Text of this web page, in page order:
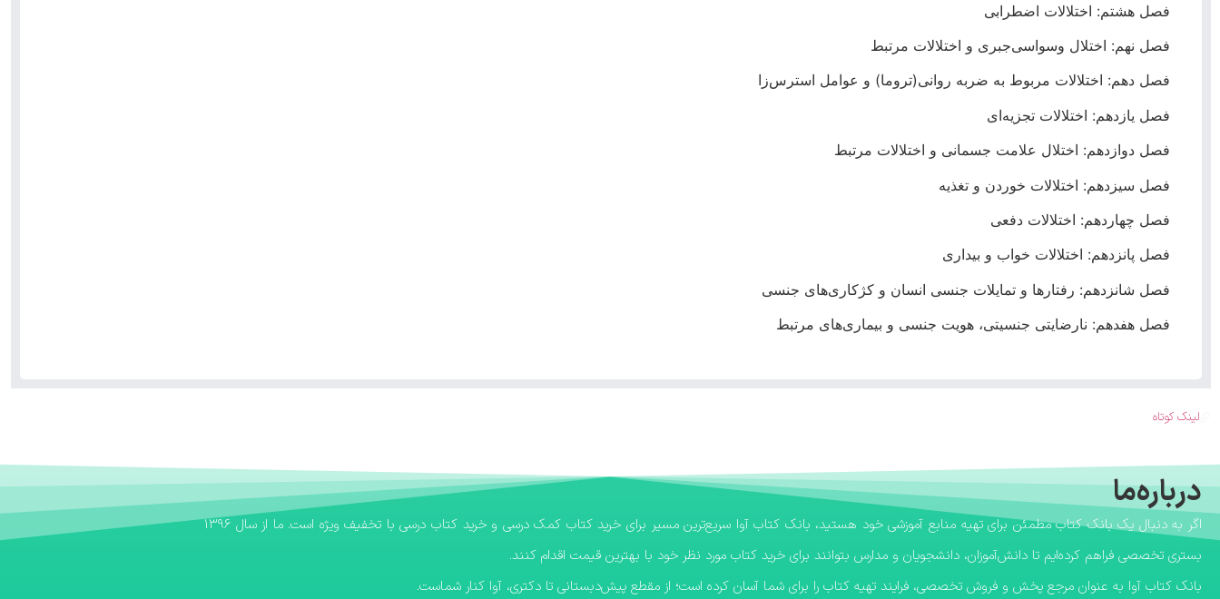
فصل هشتم: اختلالات اضطرابی
فصل نهم: اختلال وسواسی‌جبری و اختلالات مرتبط
فصل دهم: اختلالات مربوط به ضربه روانی(تروما) و عوامل استرس‌زا
فصل یازدهم: اختلالات تجزیه‌ای
فصل دوازدهم: اختلال علامت جسمانی و اختلالات مرتبط
فصل سیزدهم: اختلالات خوردن و تغذیه
فصل چهاردهم: اختلالات دفعی
فصل پانزدهم: اختلالات خواب و بیداری
فصل شانزدهم: رفتارها و تمایلات جنسی انسان و کژکاری‌های جنسی
فصل هفدهم: نارضایتی جنسیتی، هویت جنسی و بیماری‌های مرتبط
لینک کوتاه
درباره‌ما
اگر به دنبال یک بانک کتاب مطمئن برای تهیه منابع آموزشی خود هستید، بانک کتاب آوا سریع‌ترین مسیر برای خرید کتاب کمک درسی و خرید کتاب درسی با تخفیف ویژه است. ما از سال ۱۳۹۶
بستری تخصصی فراهم کرده‌ایم تا دانش‌آموزان، دانشجویان و مدارس بتوانند برای خرید کتاب مورد نظر خود با بهترین قیمت اقدام کنند.
​بانک کتاب آوا به عنوان مرجع پخش و فروش تخصصی، فرایند تهیه کتاب را برای شما آسان کرده است؛ از مقطع پیش‌دبستانی تا دکتری، آوا کنار شماست.